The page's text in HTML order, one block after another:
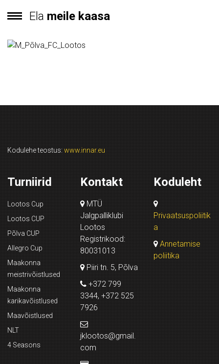
Ela meile kaasa
Kodulehe teostus: www.innar.eu
Turniirid
Lootos Cup
Lootos CUP
Põlva CUP
Allegro Cup
Maakonna
meistrivõistlused
Maakonna
karikavõistlused
Maavõistlused
NLT
4 Seasons
Kontakt
MTÜ
Jalgpalliklubi
Lootos
Registrikood:
80031013
Piiri tn. 5, Põlva
+372 799
3344, +372 525
7926
jklootos@gmail.
com
Koduleht
Privaatsuspoliitik
a
Annetamise
poliitika